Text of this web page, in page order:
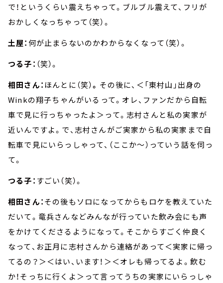
で！というくらい震えちゃって。ブルブル震えて、フリが
おかしくなっちゃって（笑）。
土屋： 何が止まらないのかわからなくなって（笑）。
つる子： （笑）。
相田さん：ほんとに（笑）。 その後に、＜「東村山」出身の
Winkの翔子ちゃんがいるって。オレ、ファンだから自転
車で見に行っちゃったよ＞って。志村さんと私の実家が
近いんですよ。で、志村さんがご実家から私の実家まで自
転車で見にいらっしゃって、（ここか～）っていう話を伺っ
て。
つる子： すごい（笑）。
相田さん：その後もソロになってからもロケを教えていた
だいて。竜兵さんなどみんなが行っていた飲み会にも声
をかけてくださるようになって。そこからすごく仲良く
なって、お正月に志村さんから連絡があって＜実家に帰っ
てるの？＞＜はい、います！＞＜オレも帰ってるよ。飲む
か！そっちに行くよ＞って言ってうちの実家にいらっしゃ